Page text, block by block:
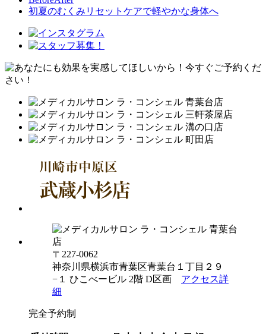
初夏のむくみリセットケアで軽やかな身体へ
〒227-0062
神奈川県横浜市青葉区青葉台１丁目２９
−１ ひこべービル 2階 D区画 アクセス詳
細
完全予約制